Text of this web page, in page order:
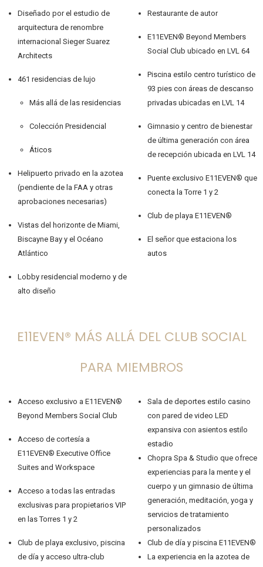
Diseñado por el estudio de
arquitectura de renombre
internacional Sieger Suarez
Architects
461 residencias de lujo
Más allá de las residencias
Colección Presidencial
Áticos
Helipuerto privado en la azotea
(pendiente de la FAA y otras
aprobaciones necesarias)
Vistas del horizonte de Miami,
Biscayne Bay y el Océano
Atlántico
Lobby residencial moderno y de
alto diseño
Restaurante de autor
E11EVEN® Beyond Members
Social Club ubicado en LVL 64
Piscina estilo centro turístico de
93 pies con áreas de descanso
privadas ubicadas en LVL 14
Gimnasio y centro de bienestar
de última generación con área
de recepción ubicada en LVL 14
Puente exclusivo E11EVEN® que
conecta la Torre 1 y 2
Club de playa E11EVEN®
El señor que estaciona los
autos
E11EVEN® MÁS ALLÁ DEL CLUB SOCIAL
PARA MIEMBROS
Acceso exclusivo a E11EVEN®
Beyond Members Social Club
Acceso de cortesía a
E11EVEN® Executive Office
Suites and Workspace
Acceso a todas las entradas
exclusivas para propietarios VIP
en las Torres 1 y 2
Club de playa exclusivo, piscina
de día y acceso ultra-club
Sala de deportes estilo casino
con pared de video LED
expansiva con asientos estilo
estadio
Chopra Spa & Studio que ofrece
experiencias para la mente y el
cuerpo y un gimnasio de última
generación, meditación, yoga y
servicios de tratamiento
personalizados
Club de día y piscina E11EVEN®
La experiencia en la azotea de